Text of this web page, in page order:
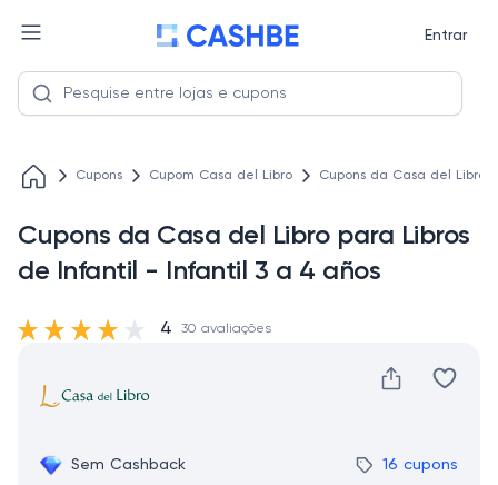
Entrar
Cupons Cupom Casa del Libro Cupons da Casa del Libro
Cupons da Casa del Libro para Libros
de Infantil - Infantil 3 a 4 años
Sem Cashback 16 cupons
4 30 avaliações